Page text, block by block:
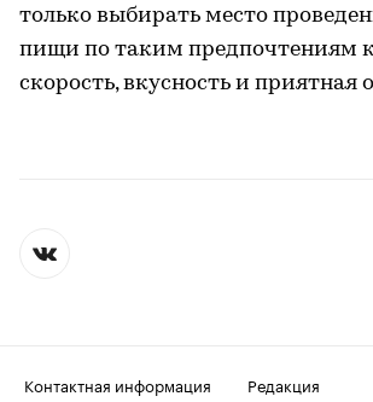
только выбирать место
пищи по таким предпочтениям
скорость, вкусность и приятная
Контактная информация
Редакция